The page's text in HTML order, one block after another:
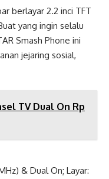
berlayar 2.2 inci TFT
yang ingin selalu
Smash Phone ini
jejaring sosial,
TV Dual On Rp
& Dual On; Layar: